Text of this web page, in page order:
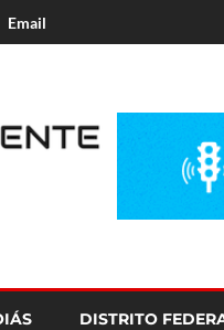
Email
DISTRITO